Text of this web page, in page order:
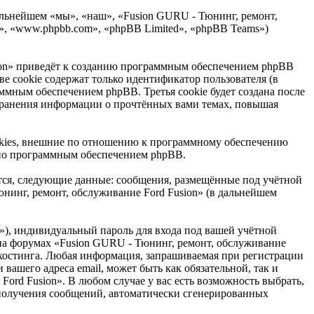
«мы», «наш», «Fusion GURU - Тюнинг, ремонт,
«www.phpbb.com», «phpBB Limited», «phpBB Teams»)
приведёт к созданию программным обеспечением phpBB
содержат только идентификатор пользователя (в
обеспечением phpBB. Третья cookie будет создана после
информации о прочтённых вами темах, повышая
внешние по отношению к программному обеспечению
программным обеспечением phpBB.
следующие данные: сообщения, размещённые под учётной
ремонт, обслуживание Ford Fusion» (в дальнейшем
индивидуальный пароль для входа под вашей учётной
форумах «Fusion GURU - Тюнинг, ремонт, обслуживание
Любая информация, запрашиваемая при регистрации
адреса email, может быть как обязательной, так и
Fusion». В любом случае у вас есть возможность выбрать,
сообщений, автоматически сгенерированных